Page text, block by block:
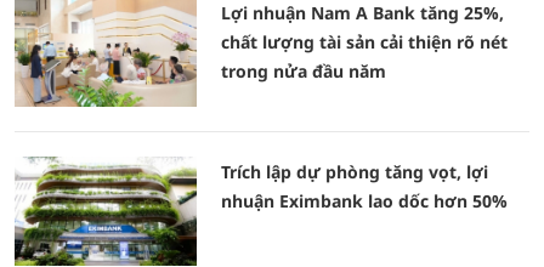
Lợi nhuận Nam A Bank tăng 25%,
chất lượng tài sản cải thiện rõ nét
trong nửa đầu năm
Trích lập dự phòng tăng vọt, lợi
nhuận Eximbank lao dốc hơn 50%